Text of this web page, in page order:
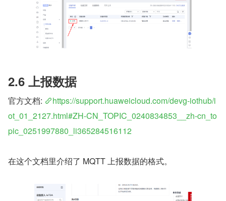
2.6 上报数据
官方文档:
https://support.huaweicloud.com/devg-iothub/i
ot_01_2127.html#ZH-CN_TOPIC_0240834853__zh-cn_to
pic_0251997880_li365284516112
在这个文档里介绍了 MQTT 上报数据的格式。